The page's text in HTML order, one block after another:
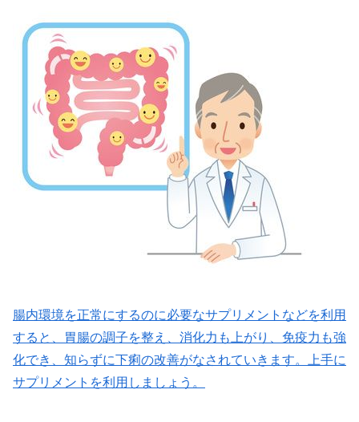
腸内環境を正常にするのに必要なサプリメントなどを利用
すると、胃腸の調子を整え、消化力も上がり、免疫力も強
化でき、知らずに下痢の改善がなされていきます。上手に
サプリメントを利用しましょう。